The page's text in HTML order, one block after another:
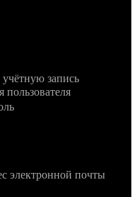
запись
электронной почты